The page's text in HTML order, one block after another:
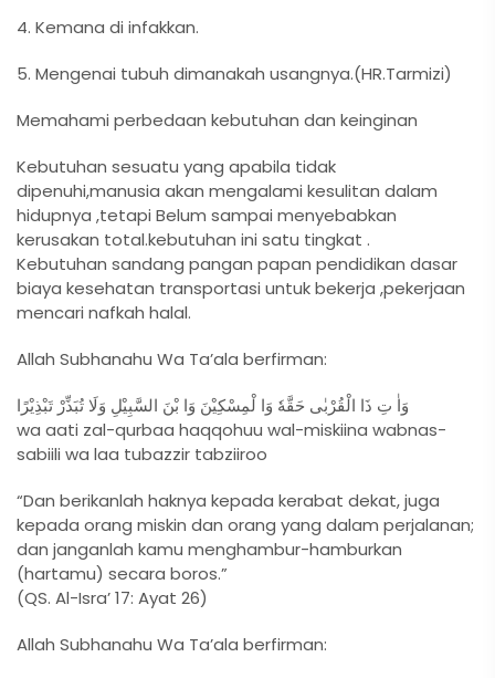
4. Kemana di infakkan.
5. Mengenai tubuh dimanakah usangnya.(HR.Tarmizi)
Memahami perbedaan kebutuhan dan keinginan
Kebutuhan sesuatu yang apabila tidak
dipenuhi,manusia akan mengalami kesulitan dalam
hidupnya ,tetapi Belum sampai menyebabkan
kerusakan total.kebutuhan ini satu tingkat .
Kebutuhan sandang pangan papan pendidikan dasar
biaya kesehatan transportasi untuk bekerja ,pekerjaan
mencari nafkah halal.
Allah Subhanahu Wa Ta’ala berfirman:
وَاٰ تِ ذَا الْقُرْبٰى حَقَّهٗ وَا لْمِسْكِيْنَ وَا بْنَ السَّبِيْلِ وَلَا تُبَذِّرْ تَبْذِيْرًا
wa aati zal-qurbaa haqqohuu wal-miskiina wabnas-
sabiili wa laa tubazzir tabziiroo
“Dan berikanlah haknya kepada kerabat dekat, juga
kepada orang miskin dan orang yang dalam perjalanan;
dan janganlah kamu menghambur-hamburkan
(hartamu) secara boros.”
(QS. Al-Isra’ 17: Ayat 26)
Allah Subhanahu Wa Ta’ala berfirman: